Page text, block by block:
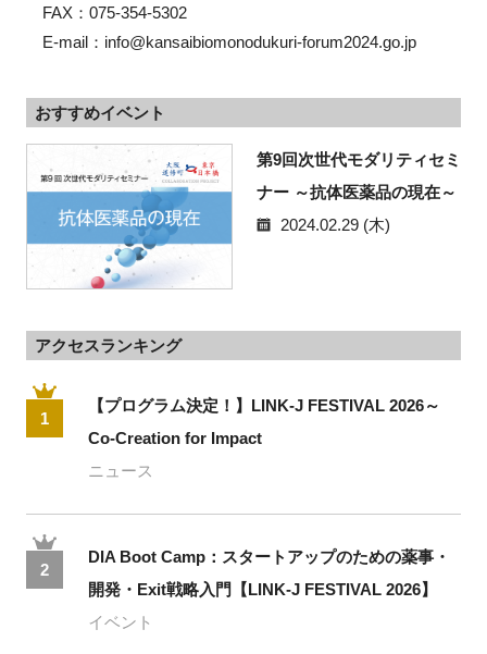
FAX：075-354-5302
E-mail：info@kansaibiomonodukuri-forum2024.go.jp
おすすめイベント
第9回次世代モダリティセミ
ナー ～抗体医薬品の現在～
2024.02.29 (木)
アクセスランキング
1
【プログラム決定！】LINK-J FESTIVAL 2026～
Co-Creation for Impact
ニュース
2
DIA Boot Camp：スタートアップのための薬事・
開発・Exit戦略入門【LINK-J FESTIVAL 2026】
イベント